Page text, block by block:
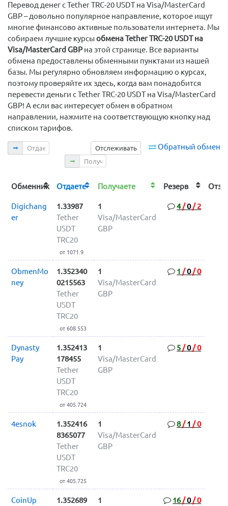
Перевод денег с Tether TRC-20 USDT на Visa/MasterCard
GBP – довольно популярное направление, которое ищут
многие финансово активные пользователи интернета. Мы
собираем лучшие курсыобмена Tether TRC-20 USDT на
Visa/MasterCard GBPна этой странице. Все варианты
обмена предоставлены обменными пунктами из нашей
базы. Мы регулярно обновляем информацию о курсах,
поэтому проверяйте их здесь, когда вам понадобится
перевести деньги с Tether TRC-20 USDT на Visa/MasterCard
GBP! А если вас интересует обмен в обратном
направлении, нажмите на соответствующую кнопку над
списком тарифов.
Обратный обмен
Отслеживать
Отдаете
Получаете
Обменник Отдаете Получаете Резерв
Digichang
er
1.33987
Tether
USDT
TRC20
от 1071.9
1
Visa/MasterCard
GBP
4/0/ 2
ObmenMo
ney
1.352340
0215563
Tether
USDT
TRC20
от 608.553
1
Visa/MasterCard
GBP
1 /0/0
Dynasty
Pay
1.352413
178455
Tether
USDT
TRC20
от 405.724
1
Visa/MasterCard
GBP
5 /0/0
4esnok
1.352416
8365077
Tether
USDT
TRC20
от 405.725
1
Visa/MasterCard
GBP
8/ 1 /0
CoinUp
1.352689
1
16/0/0